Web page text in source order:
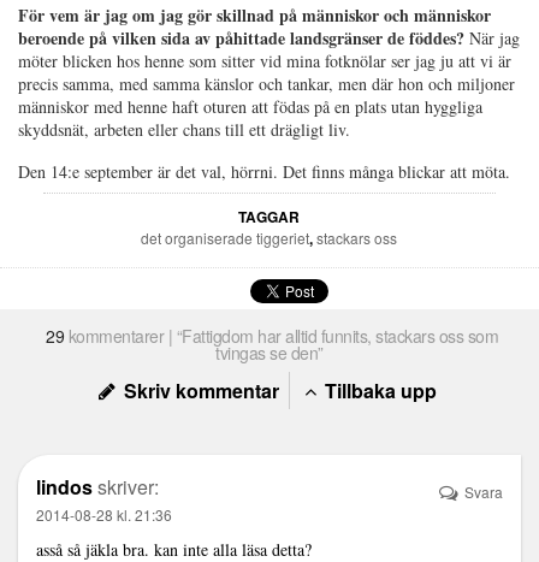
För vem är jag om jag gör skillnad på människor och människor
beroende på vilken sida av påhittade landsgränser de föddes? När jag
möter blicken hos henne som sitter vid mina fotknölar ser jag ju att vi är
precis samma, med samma känslor och tankar, men där hon och miljoner
människor med henne haft oturen att födas på en plats utan hyggliga
skyddsnät, arbeten eller chans till ett drägligt liv.
Den 14:e september är det val, hörrni. Det finns många blickar att möta.
TAGGAR
det organiserade tiggeriet,stackars oss
29 kommentarer | “Fattigdom har alltid funnits, stackars oss som
tvingas se den”
Skriv kommentar Tillbaka upp
lindosskriver:
2014-08-28 kl. 21:36
asså så jäkla bra. kan inte alla läsa detta?
Svara